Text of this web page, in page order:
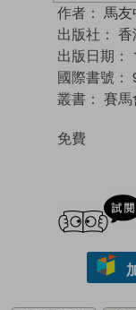
作者： 馬友
出版社： 香
出版日期：
國際書號：
叢書： 賽
免費